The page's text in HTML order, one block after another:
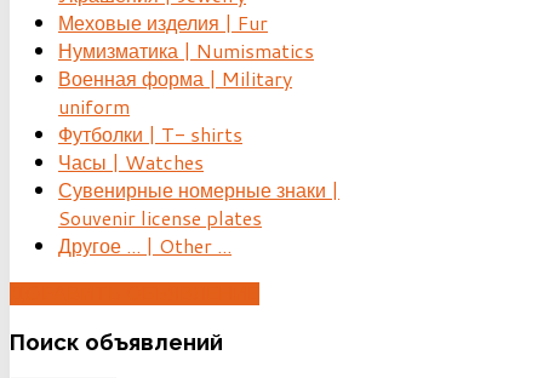
Меховые изделия | Fur
Нумизматика | Numismatics
Военная форма | Military
uniform
Футболки | T- shirts
Часы | Watches
Сувенирные номерные знаки |
Souvenir license plates
Другое ... | Other ...
Поиск объявлений